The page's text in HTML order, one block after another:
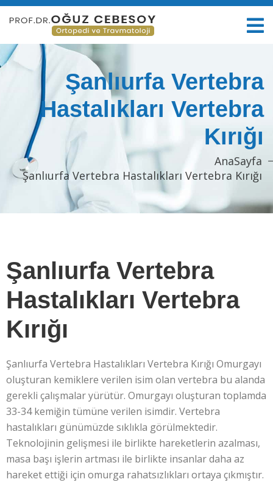
Şanlıurfa Vertebra
Hastalıkları Vertebra
Kırığı
AnaSayfa
Şanlıurfa Vertebra Hastalıkları Vertebra Kırığı
Şanlıurfa Vertebra
Hastalıkları Vertebra
Kırığı
Şanlıurfa Vertebra Hastalıkları Vertebra Kırığı Omurgayı
oluşturan kemiklere verilen isim olan vertebra bu alanda
gerekli çalışmalar yürütür. Omurgayı oluşturan toplamda
33-34 kemiğin tümüne verilen isimdir. Vertebra
hastalıkları günümüzde sıklıkla görülmektedir.
Teknolojinin gelişmesi ile birlikte hareketlerin azalması,
masa başı işlerin artması ile birlikte insanlar daha az
hareket ettiği için omurga rahatsızlıkları ortaya çıkmıştır.